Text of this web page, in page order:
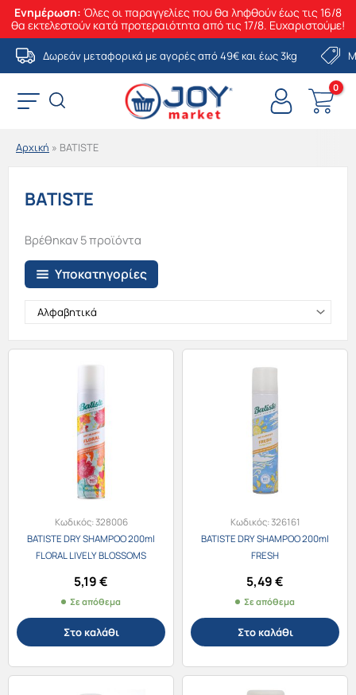
Ενημέρωση: Όλες οι παραγγελίες που θα ληφθούν έως τις 16/8
θα εκτελεστούν κατά προτεραιότητα από τις 17/8. Ευχαριστούμε!
Μετάβαση
στο
περιεχόμενο
Δωρεάν μεταφορικά με αγορές από 49€ και έως 3kg
Αρχική » BATISTE
BATISTE
Υποκατηγορίες
Βρέθηκαν 5 προϊόντα
Κωδικός:328006
BATISTE DRY SHAMPOO 200ml
FLORAL LIVELY BLOSSOMS
5,19€
Σε απόθεμα
Στο καλάθι
Κωδικός:326161
BATISTE DRY SHAMPOO 200ml
FRESH
5,49€
Σε απόθεμα
Στο καλάθι